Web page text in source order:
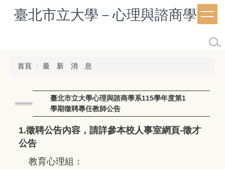
臺北市立大學－心理與諮商學系
首頁 最 新 消 息
臺北市立大學心理與諮商學系115學年度第1
學期徵聘專任教師公告
1.徵聘公告內容，請詳參本校人事室網頁-徵才
公告
教育心理組：